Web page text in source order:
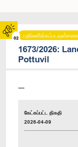
02
1673/2026:
Pottuvil
----
கேட்கப்பட்ட திகதி
2026-04-09